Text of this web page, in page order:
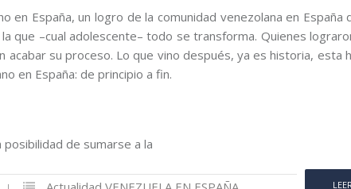
en España, un logro de la comunidad venezolana en España
que –cual adolescente– todo se transforma. Quienes
su proceso. Lo que vino después, ya es historia, esta
en España: de principio a fin.
posibilidad de sumarse a la